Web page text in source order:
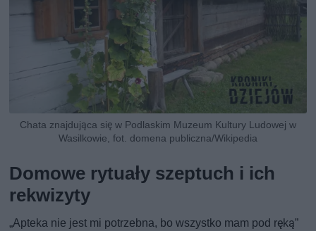
Chata znajdująca się w Podlaskim Muzeum Kultury Ludowej w
Wasilkowie, fot. domena publiczna/Wikipedia
Domowe rytuały szeptuch i ich
rekwizyty
„Apteka nie jest mi potrzebna, bo wszystko mam pod ręką”